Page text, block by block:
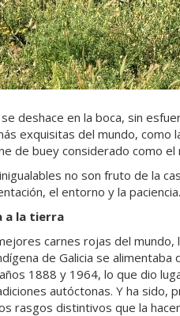
deshace en la boca, sin
exquisitas del mundo, como
de buey considerado como
no son fruto de la
el entorno y la paciencia.
a la tierra
carnes rojas del
de Galicia se
1888 y 1964, lo que dio
autóctonas. Y ha
rasgos distintivos que la